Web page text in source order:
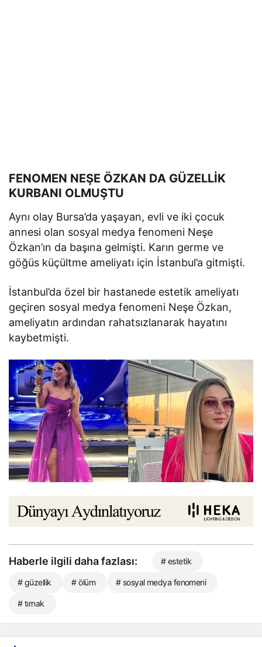
FENOMEN NEŞE ÖZKAN DA GÜZELLİK
KURBANI OLMUŞTU
Aynı olay Bursa’da yaşayan, evli ve iki çocuk
annesi olan sosyal medya fenomeni Neşe
Özkan’ın da başına gelmişti. Karın germe ve
göğüs küçültme ameliyatı için İstanbul’a gitmişti.
İstanbul’da özel bir hastanede estetik ameliyatı
geçiren sosyal medya fenomeni Neşe Özkan,
ameliyatın ardından rahatsızlanarak hayatını
kaybetmişti.
Haberle ilgili daha fazlası: # estetik
# güzellik # ölüm # sosyal medya fenomeni
# tırnak